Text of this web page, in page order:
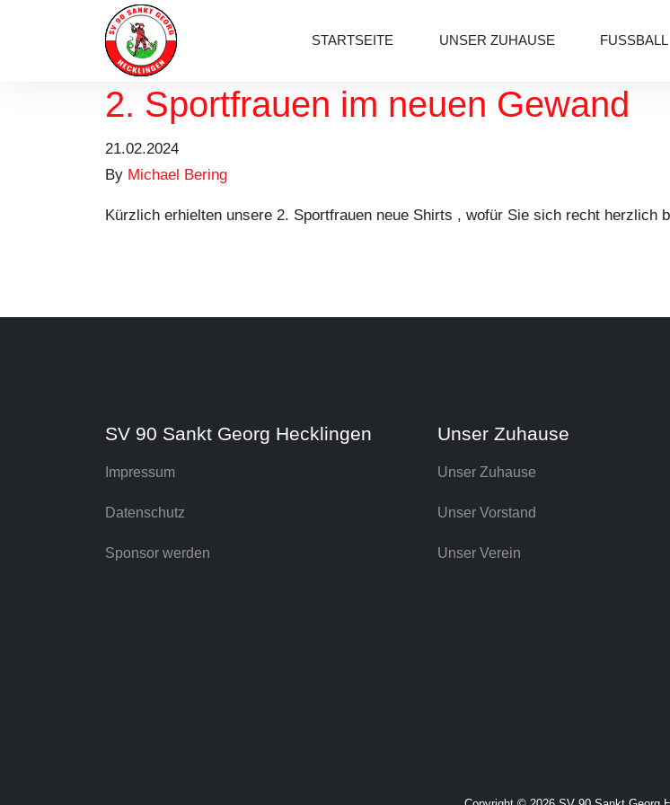
STARTSEITE UNSER ZUHAUSE FUSSBALL
Autor: Michael Bering
2. Sportfrauen im neuen Gewand
21.02.2024
By Michael Bering
Kürzlich erhielten unsere 2. Sportfrauen neue Shirts , wofür Sie sich recht herzlich
SV 90 Sankt Georg Hecklingen
Impressum
Datenschutz
Sponsor werden
Unser Zuhause
Unser Zuhause
Unser Vorstand
Unser Verein